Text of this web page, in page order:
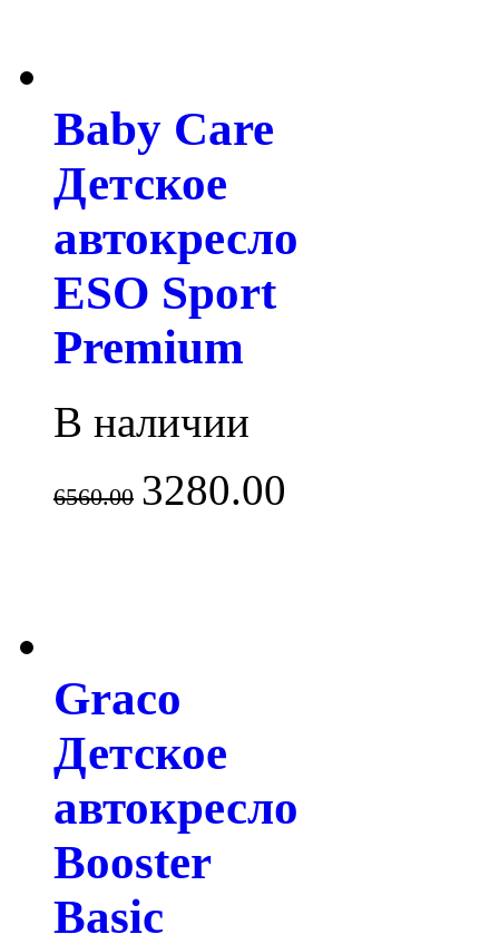
Baby Care
Детское
автокресло
ESO Sport
Premium
В наличии
6560.00 3280.00
Graco
Детское
автокресло
Booster
Basic